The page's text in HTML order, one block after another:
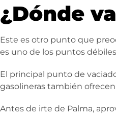
¿Dónde
Este es otro punto que
es uno de los puntos
El principal punto de
gasolineras también
Antes de irte de Palma,